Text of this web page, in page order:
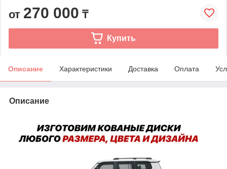
от 270 000 ₸
Купить
Описание Характеристики Доставка Оплата
Описание